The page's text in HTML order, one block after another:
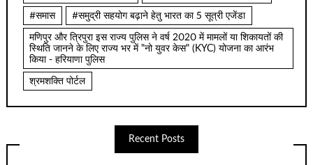
#समास #समुद्री सहयोग बढ़ाने हेतु भारत का 5 सूत्री एजेंडा
मणिपुर और त्रिपुरा इस राज्य पुलिस ने वर्ष 2020 में मामलों या शिकायतों की
स्थिति जानने के लिए राज्य भर में "नो युवर केस" (KYC) योजना का आरंभ
किया - हरियाणा पुलिस
श्रमशक्ति पोर्टल
Recent Posts